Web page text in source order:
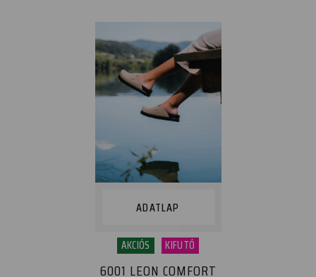
ADATLAP
AKCIÓS KIFUTÓ
6001 LEON COMFORT